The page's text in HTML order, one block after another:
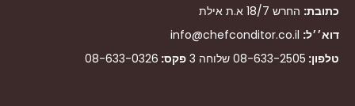
כתובת: החרש 18/7 א.ת אילת
דוא׳׳ל: info@chefconditor.co.il
טלפון: 08-633-2505 שלוחה 3 פקס: 08-633-0326